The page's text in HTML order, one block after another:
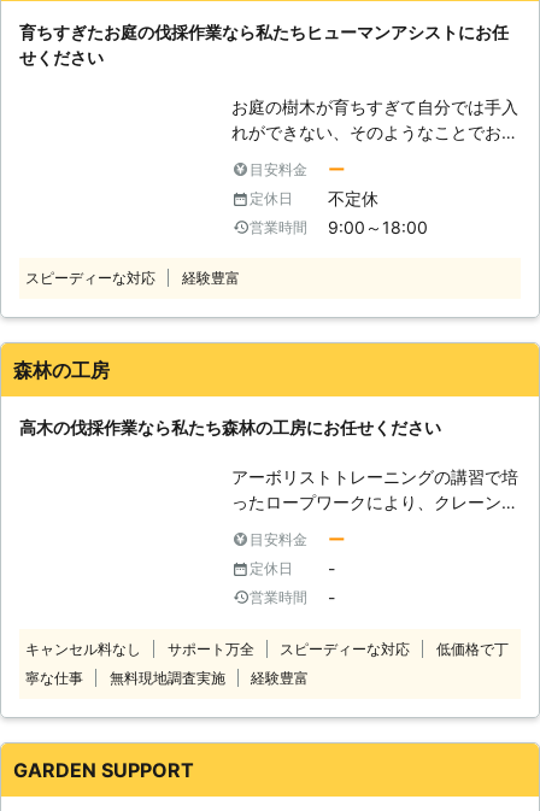
す！ 木の上から枝、幹を少しずつ切
も安全に作業できますよ。「伐採した
い木の生えた場所が難しいからと断ら
れた」という経験がある場合にも、当
店に一度ご相談ください。 【伐採・
伐根の複数依頼でお得な割引あり！】
複数本の伐採と伐根のご依頼をいただ
いた場合、状況に応じて5％～の割引
サービスをおこなっています。伐採し
ようか気になっている木があるときに
は、教えてください！お客様の理想を
りします。 作業当日の追加のご依頼
にも極力対応しますので、お気軽にお
重機を使った伐採を承っていますの
で、一見難しそうな場所でもまずはご
安全と快適さをサポートします。
一般的にもこのような情報は広まって
ロアリが食べているのではなく、シロ
アリが食べることで木を腐らせてしま
っているのです。そのため、シロアリ
に狙われた場合、気づくのが遅れてし
まうと庭木の伐採、住宅のシロアリ駆
除などを行う必要もあります。 【伐
この他にも、採光の調節や剪定の管
理、近隣トラブルなど。あらゆる理由
によって、伐採を試みている方がいら
虫駆除からお庭のトラブル、伐採など
には特に力を注いで、サービスを行っ
ている会社です。お客様にご満足頂け
るよう、真心込めたサービスを提案い
たしますので、どうぞよろしくお願い
します！
育ちすぎたお庭の伐採作業なら私たちヒューマンアシストにお任
せください
お庭の樹木が育ちすぎて自分では手入
れができない、そのようなことでお困
採作業のことなら私たちヒューマンア
シストにお任せください。 豊富な経
験、正しい知識を所有した熟練のプロ
術をもとにお客様に満足いただける仕
ューマンアシストは、お客様の日常を
りますので、何かありましたら、私た
ちにお任せください。
https://humanassist78.com/
目安料金 ー
定休日 不定休
営業時間 9:00～18:00
スピーディーな対応 経験豊富
森林の工房
高木の伐採作業なら私たち森林の工房にお任せください
アーボリストトレーニングの講習で培
ったロープワークにより、クレーンな
ットなど）や伐採などを行うことがで
きます。「木の様子が気になる」「枝
を切りたい」「建物にかかって困って
ありましたら、私たち森林の工房にお
任せください。 弊社ではお客様から
目安料金 ー
定休日 -
営業時間 -
キャンセル料なし サポート万全 スピーディーな対応
低価格で丁
寧な仕事
無料現地調査実施 経験豊富
GARDEN SUPPORT